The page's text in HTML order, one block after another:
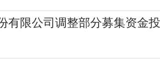
有限公司调整部分募集资金